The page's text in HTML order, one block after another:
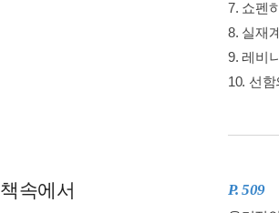
7. 쇼펜
8. 실재
9. 레비
10. 선
책속에서 P. 509